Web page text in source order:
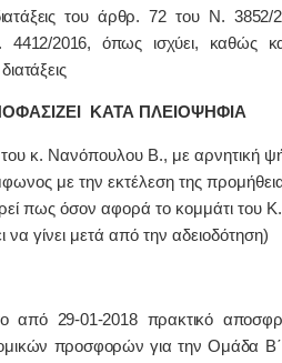
του άρθρ. 72 του Ν.
4412/2016, όπως ισχύει, καθώς
ΚΑΤΑ ΠΛΕΙΟΨΗΦΙΑ
κ. Νανόπουλου Β., με αρνητική
με την εκτέλεση της
πως όσον αφορά το κομμάτι του
να γίνει μετά από την αδειοδότηση)
από 29-01-2018 πρακτικό
προσφορών για την Ομάδα